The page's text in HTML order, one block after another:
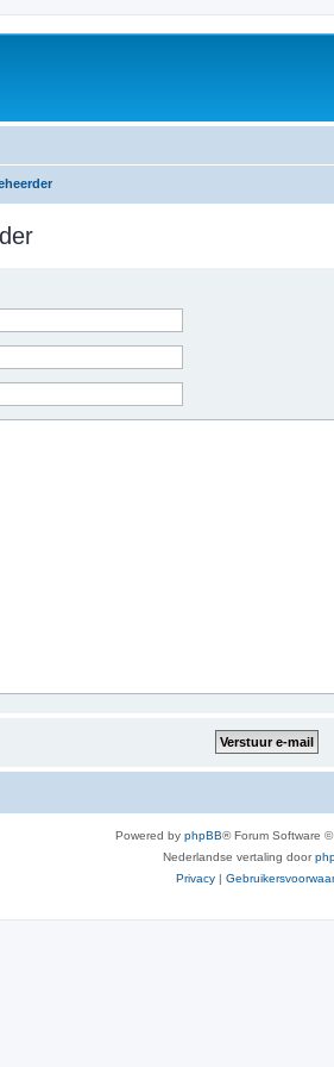
Powered by phpBB® Forum Software
Nederlandse vertaling door
Privacy |